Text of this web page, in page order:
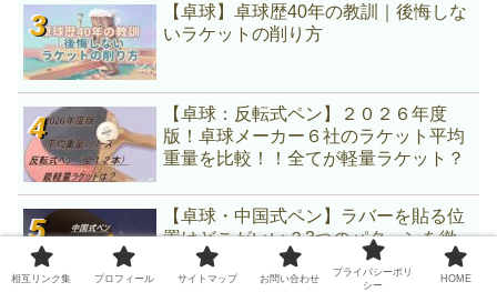
【卓球】卓球歴40年の教訓｜後悔しな
いラケットの削り方
【卓球：反転式ペン】２０２６年度
版！卓球メーカー６社のラケット平均
重量を比較！！全てが軽量ラケット？
【卓球・中国式ペン】ラバーを貼る位
置はどこがいい？3つのパターンを徹
底比較
相互リンク集 プロフィール サイトマップ お問い合わせ
プライバシーポリ
シー
HOME